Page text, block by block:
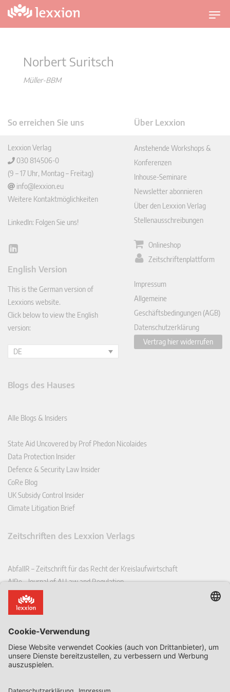
U
m
Norbert Suritsch
Müller-BBM
So erreichen Sie uns
Lexxion Verlag
030 814506-0
(9 – 17 Uhr, Montag – Freitag)
info@lexxion.eu
Weitere Kontaktmöglichkeiten
LinkedIn: Folgen Sie uns!
Lin
In
English Version
This is the German version of
Lexxions website.
Click below to view the English
version:
DE
Über Lexxion
Anstehende Workshops &
Konferenzen
Inhouse-Seminare
Newsletter abonnieren
Über den Lexxion Verlag
Stellenausschreibungen
Onlineshop
Zeitschriftenplattform
Impressum
Allgemeine
Geschäftsbedingungen (AGB)
Datenschutzerklärung
Vertrag hier widerrufen
Blogs des Hauses
Alle Blogs & Insiders
State Aid Uncovered by Prof Phedon Nicolaides
Data Protection Insider
Defence & Security Law Insider
CoRe Blog
UK Subsidy Control Insider
Climate Litigation Brief
Zeitschriften des Lexxion Verlags
AbfallR – Zeitschrift für das Recht der Kreislaufwirtschaft
AIRe – Journal of AI Law and Regulation
CCLR – Carbon & Climate Law Review
CoRe – European Competition and Regulatory Law Review
EDSeQ – European Defence & Security Law & Policy Quarterly
EFFL – European Food and Feed Law Review
EHPL – European Health & Pharmaceutical Law Review
EPPPL – European Procurement & Public Private Partnership Law